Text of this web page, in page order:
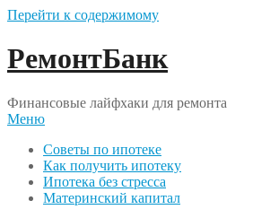
Перейти к содержимому
РемонтБанк
Финансовые лайфхаки для ремонта
Меню
Советы по ипотеке
Как получить ипотеку
Ипотека без стресса
Материнский капитал